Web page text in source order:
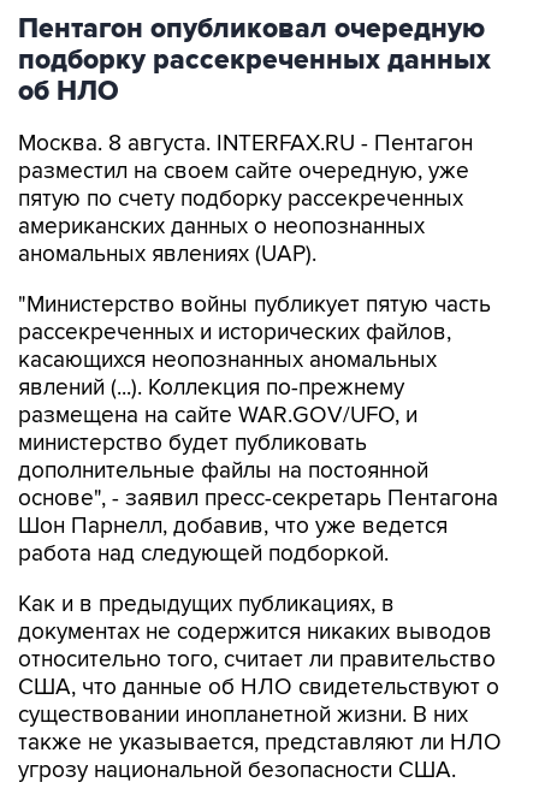
Пентагон опубликовал очередную
подборку рассекреченных данных
об НЛО
Москва. 8 августа. INTERFAX.RU - Пентагон
разместил на своем сайте очередную, уже
пятую по счету подборку рассекреченных
американских данных о неопознанных
аномальных явлениях (UAP).
"Министерство войны публикует пятую часть
рассекреченных и исторических файлов,
касающихся неопознанных аномальных
явлений (...). Коллекция по-прежнему
размещена на сайте WAR.GOV/UFO, и
министерство будет публиковать
дополнительные файлы на постоянной
основе", - заявил пресс-секретарь Пентагона
Шон Парнелл, добавив, что уже ведется
работа над следующей подборкой.
Как и в предыдущих публикациях, в
документах не содержится никаких выводов
относительно того, считает ли правительство
США, что данные об НЛО свидетельствуют о
существовании инопланетной жизни. В них
также не указывается, представляют ли НЛО
угрозу национальной безопасности США.